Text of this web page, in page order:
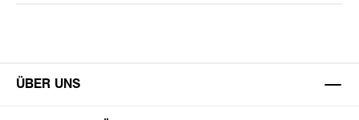
ÜBER UNS